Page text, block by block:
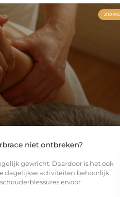
ZORG
niet ontbreken?
gewricht. Daardoor is het ook
dagelijkse activiteiten behoorlijk
ervoor